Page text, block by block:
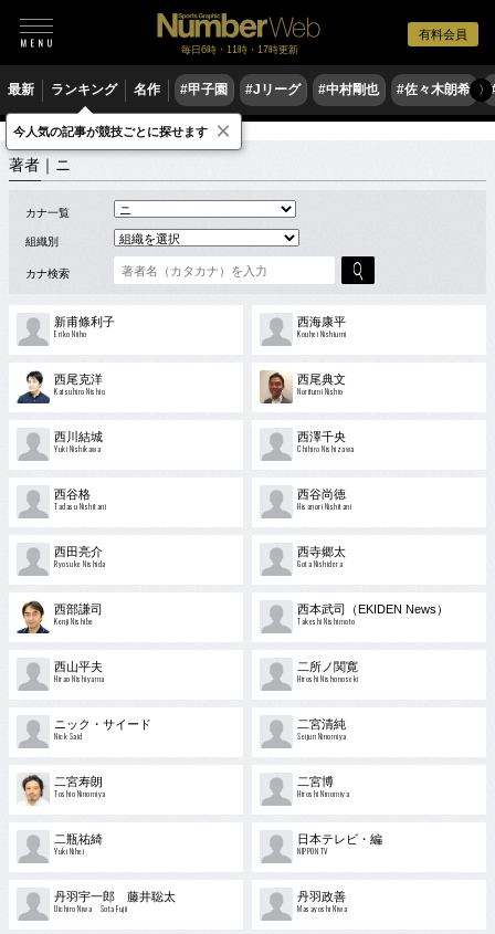
有料会員
毎日6時・11時・17時更新
最新 ランキング 名作 #甲子園 #Jリーグ #中村剛也 #佐々木朗希 〉
著者 ニ
著者｜ニ
カナ一覧
組織別
カナ検索
新甫條利子
Eriko Niiho
西海康平
Kouhei Nishiumi
西尾克洋
Katsuhiro Nishio
西尾典文
Norifumi Nishio
西川結城
Yuki Nishikawa
西澤千央
Chihiro Nishizawa
西谷格
Tadasu Nishitani
西谷尚徳
Hisanori Nishitani
西田亮介
Ryosuke Nishida
西寺郷太
Gota Nishidera
西部謙司
Kenji Nishibe
西本武司（EKIDEN News）
Takeshi Nishimoto
西山平夫
Hirao Nishiyama
二所ノ関寛
Hiroshi Nishonoseki
ニック・サイード
Nick Said
二宮清純
Seijun Ninomiya
二宮寿朗
Toshio Ninomiya
二宮博
Hiroshi Ninomiya
二瓶祐綺
Yuki Nihei
日本テレビ・編
NIPPON TV
丹羽宇一郎 藤井聡太
Uichiro Niwa Sota Fujii
丹羽政善
Masayoshi Niwa
今人気の記事が競技ごとに探せます ×